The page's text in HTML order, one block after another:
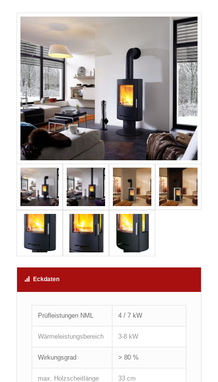
Eckdaten
Prüfleistungen NML 4 / 7 kW
Wärmeleistungsbereich 3-8 kW
Wirkungsgrad > 80 %
max. Holzscheitlänge 33 cm